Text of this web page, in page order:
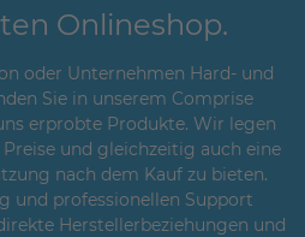
Onlineshop.
oder Unternehmen Hard- und
Sie in unserem Comprise
erprobte Produkte. Wir legen
und gleichzeitig auch eine
nach dem Kauf zu bieten.
und professionellen Support
Herstellerbeziehungen und